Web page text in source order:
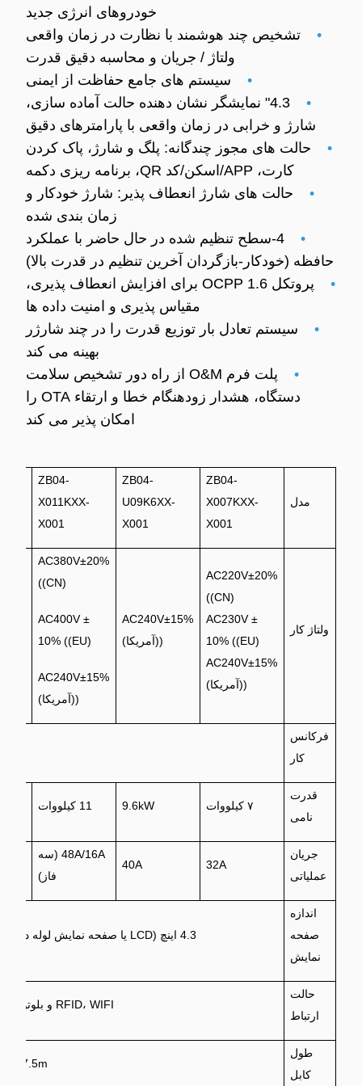
خودروهای انرژی جدید
•
تشخیص چند هوشمند با نظارت در زمان واقعی
ولتاژ / جریان و محاسبه دقیق قدرت
•
سیستم های جامع حفاظت از ایمنی
•
4.3" نمایشگر نشان دهنده حالت آماده سازی،
شارژ و خرابی در زمان واقعی با پارامترهای دقیق
•
حالت های مجوز چندگانه: پلگ و شارژ، پاک کردن
کارت، APP/اسکن/کد QR، برنامه ریزی دکمه
•
حالت های شارژ انعطاف پذیر: شارژ خودکار و
زمان بندی شده
•
4-سطح تنظیم شده در حال حاضر با عملکرد
حافظه (خودکار-بازگردان آخرین تنظیم در قدرت بالا)
•
پروتکل OCPP 1.6 برای افزایش انعطاف پذیری،
مقیاس پذیری و امنیت داده ها
•
سیستم تعادل بار توزیع قدرت را در چند شارژر
بهینه می کند
•
پلت فرم O&M از راه دور تشخیص سلامت
دستگاه، هشدار زودهنگام خطا و ارتقاء OTA را
امکان پذیر می کند
مدل
ZB04-
X007KXX-
X001
ZB04-
U09K6XX-
X001
ZB04-
X011KXX-
X001
ولتاژ کار
AC220V±20%
((CN)
AC230V ±
10% ((EU)
AC240V±15%
((آمریکا)
AC240V±15%
((آمریکا)
AC380V±20%
((CN)
AC400V ±
10% ((EU)
AC240V±15%
((آمریکا)
فرکانس
کار
قدرت
نامی
۷ کیلووات 9.6kW 11 کیلووات
جریان
عملیاتی
32A
40A
48A/16A (سه
فاز)
اندازه
صفحه
نمایش
4.3 اینچ (LCD یا صفحه نمایش لوله دیجیتال اختیاری)
حالت
ارتباط
RFID، WIFI و بلوتوث، 4G، اترنت
طول
کابل
7.5m